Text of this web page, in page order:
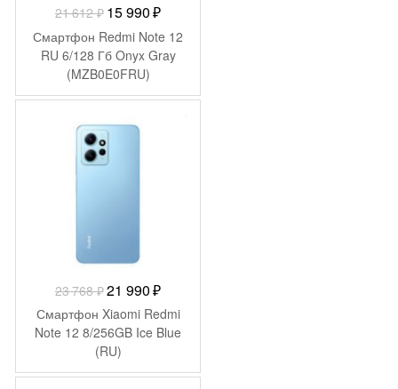
21 612₽ Первоначальная
цена
составляла
21
612 ₽.
15 990₽Текущая
цена:
15
Смартфон Redmi Note 12
RU 6/128 Гб Onyx Gray
(MZB0E0FRU)
23 768₽Первоначальная
цена
составляла
23
768 ₽.
21 990₽Текущая
цена:
21
Смартфон Xiaomi Redmi
Note 12 8/256GB Ice Blue
(RU)